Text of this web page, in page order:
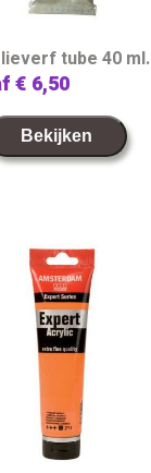
tube 40 ml.
€ 6,50
Bekijken